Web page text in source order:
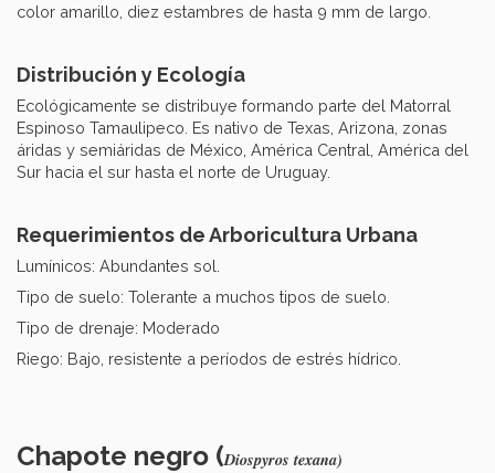
color amarillo, diez estambres de hasta 9 mm de largo.
Distribución y Ecología
Ecológicamente se distribuye formando parte del Matorral
Espinoso Tamaulipeco. Es nativo de Texas, Arizona, zonas
áridas y semiáridas de México, América Central, América del
Sur hacia el sur hasta el norte de Uruguay.
Requerimientos de Arboricultura Urbana
Lumínicos: Abundantes sol.
Tipo de suelo: Tolerante a muchos tipos de suelo.
Tipo de drenaje: Moderado
Riego: Bajo, resistente a períodos de estrés hídrico.
Chapote negro (Diospyros texana)